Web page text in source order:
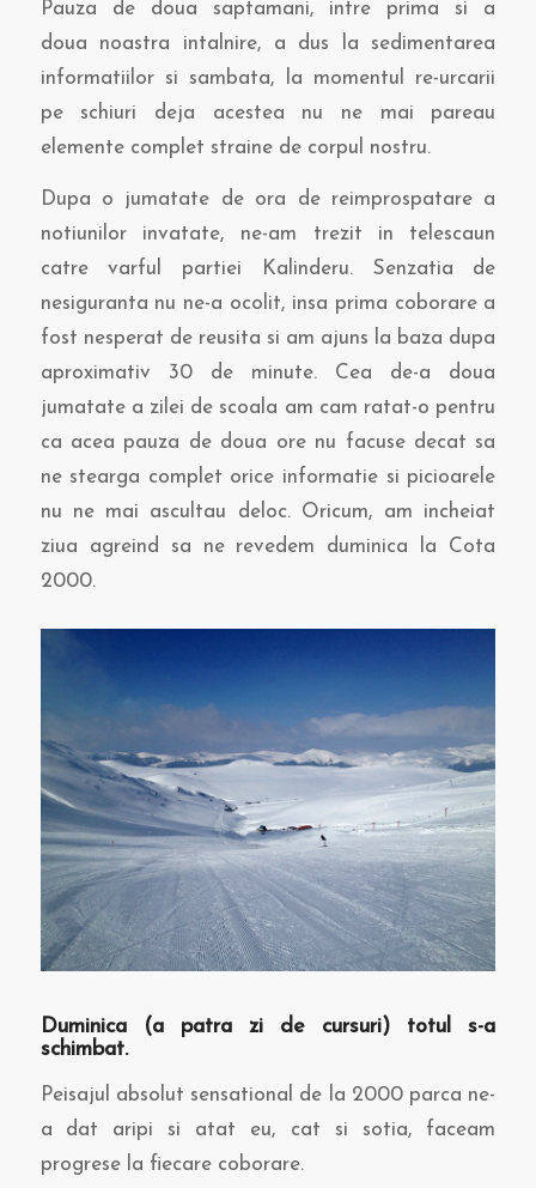
Pauza de doua saptamani, intre prima si a
doua noastra intalnire, a dus la sedimentarea
informatiilor si sambata, la momentul re-urcarii
pe schiuri deja acestea nu ne mai pareau
elemente complet straine de corpul nostru.
Dupa o jumatate de ora de reimprospatare a
notiunilor invatate, ne-am trezit in telescaun
catre varful partiei Kalinderu. Senzatia de
nesiguranta nu ne-a ocolit, insa prima coborare a
fost nesperat de reusita si am ajuns la baza dupa
aproximativ 30 de minute. Cea de-a doua
jumatate a zilei de scoala am cam ratat-o pentru
ca acea pauza de doua ore nu facuse decat sa
ne stearga complet orice informatie si picioarele
nu ne mai ascultau deloc. Oricum, am incheiat
ziua agreind sa ne revedem duminica la Cota
2000.
Duminica (a patra zi de cursuri) totul s-a
schimbat.
Peisajul absolut sensational de la 2000 parca ne-
a dat aripi si atat eu, cat si sotia, faceam
progrese la fiecare coborare.